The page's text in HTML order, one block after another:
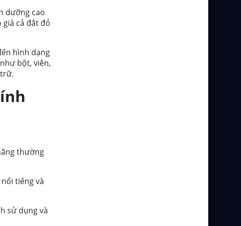
dưỡng cao
cả đắt đỏ
hình dạng
bột, viên,
thường
tiếng và
sử dụng và